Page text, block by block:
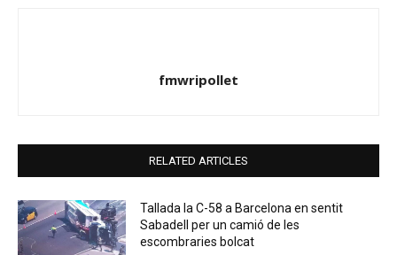
fmwripollet
RELATED ARTICLES
Tallada la C-58 a Barcelona en sentit
Sabadell per un camió de les
escombraries bolcat